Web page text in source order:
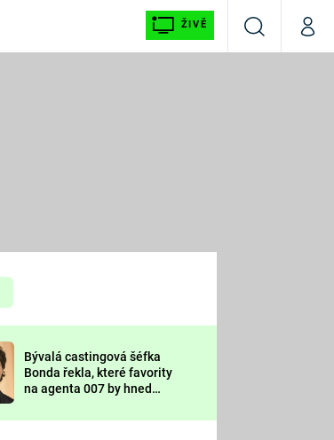
ŽIVĚ
VyhledáváníMůj
Prima LAJK
Sledujte nás
Bývalá castingová šéfka
Bonda řekla, které favority
na agenta 007 by hned